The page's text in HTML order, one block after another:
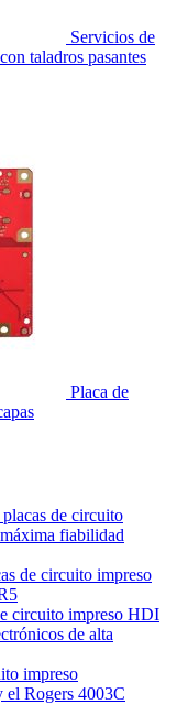
Servicios de
taladros pasantes
Placa de
de circuito
fiabilidad
de circuito impreso
circuito impreso HDI
de alta
impreso
el Rogers 4003C